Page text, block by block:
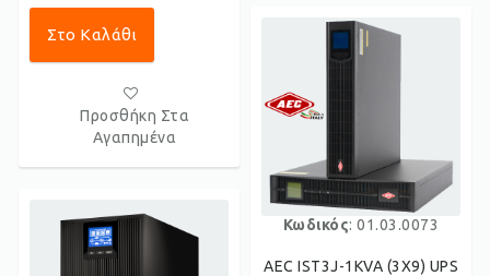
Στο Καλάθι
Προσθήκη Στα
Αγαπημένα
Κωδικός: 01.03.0073
AEC IST3J-1KVA (3X9) UPS